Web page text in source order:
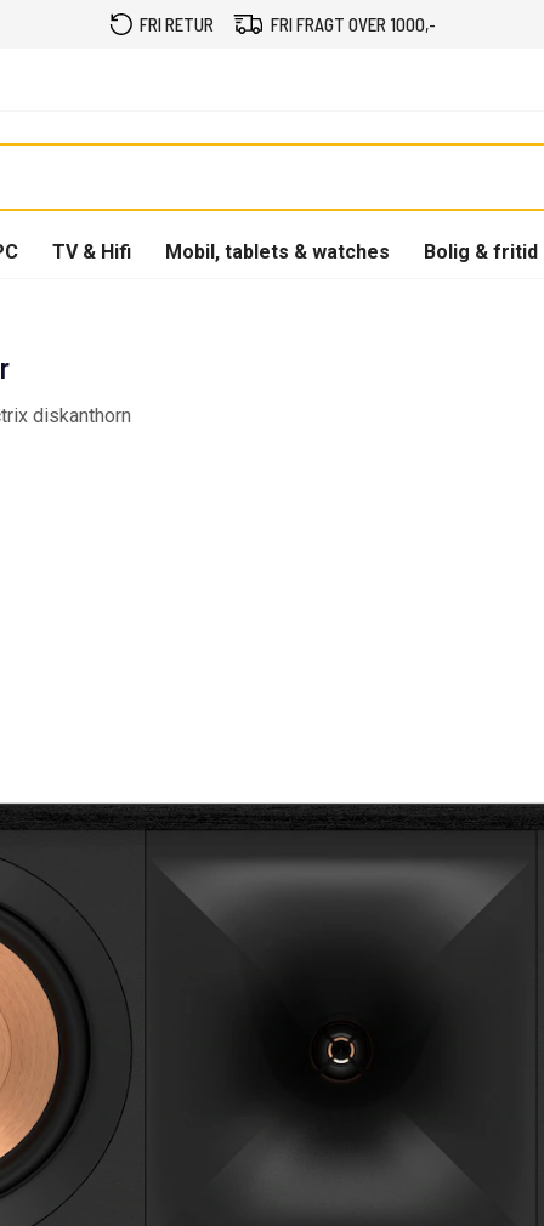
FRI RETUR FRI FRAGT OVER 1000,-
TV & Hifi Mobil, tablets & watches Bolig & fritid
diskanthorn